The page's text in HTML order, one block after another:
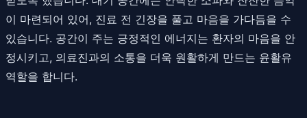
이 마련되어 있어, 진료 전 긴장을 풀고 마음을 가다듬을 수
있습니다. 공간이 주는 긍정적인 에너지는 환자의 마음을 안
정시키고, 의료진과의 소통을 더욱 원활하게 만드는 윤활유
역할을 합니다.